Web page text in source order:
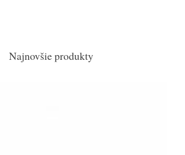
Najnovšie produkty